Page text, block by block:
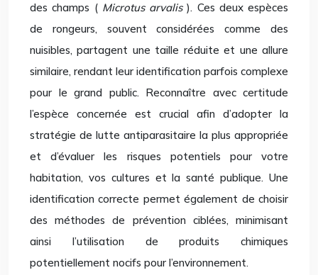
des champs ( Microtus arvalis). Ces deux espèces
de rongeurs, souvent considérées comme des
nuisibles, partagent une taille réduite et une allure
similaire, rendant leur identification parfois complexe
pour le grand public. Reconnaître avec certitude
l’espèce concernée est crucial afin d’adopter la
stratégie de lutte antiparasitaire la plus appropriée
et d’évaluer les risques potentiels pour votre
habitation, vos cultures et la santé publique. Une
identification correcte permet également de choisir
des méthodes de prévention ciblées, minimisant
ainsi l’utilisation de produits chimiques
potentiellement nocifs pour l’environnement.